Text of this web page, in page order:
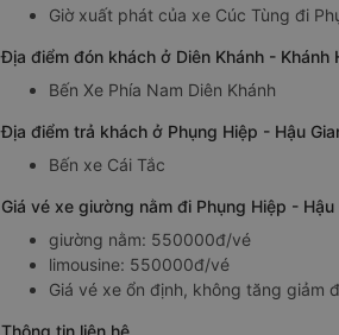
Giờ xuất phát của xe Cúc Tùng đi
Địa điểm đón khách ở Diên Khánh - Khánh
Bến Xe Phía Nam Diên Khánh
Địa điểm trả khách ở Phụng Hiệp - Hậu
Bến xe Cái Tắc
Giá vé xe giường nằm đi Phụng Hiệp -
giường nằm: 550000đ/vé
limousine: 550000đ/vé
Giá vé xe ổn định, không tăng giảm